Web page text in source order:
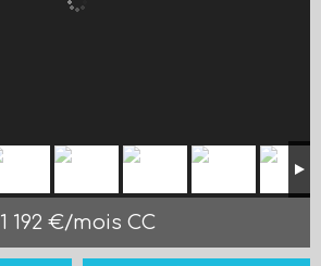
1 192 €/mois CC